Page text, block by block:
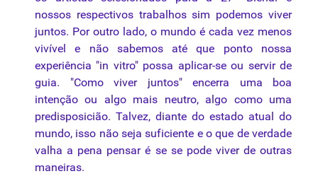
nossos respectivos trabalhos sim podemos viver
juntos. Por outro lado, o mundo é cada vez menos
vivível e não sabemos até que ponto nossa
experiência "in vitro" possa aplicar-se ou servir de
guia. "Como viver juntos" encerra uma boa
intenção ou algo mais neutro, algo como uma
predisposicião. Talvez, diante do estado atual do
mundo, isso não seja suficiente e o que de verdade
valha a pena pensar é se se pode viver de outras
maneiras.